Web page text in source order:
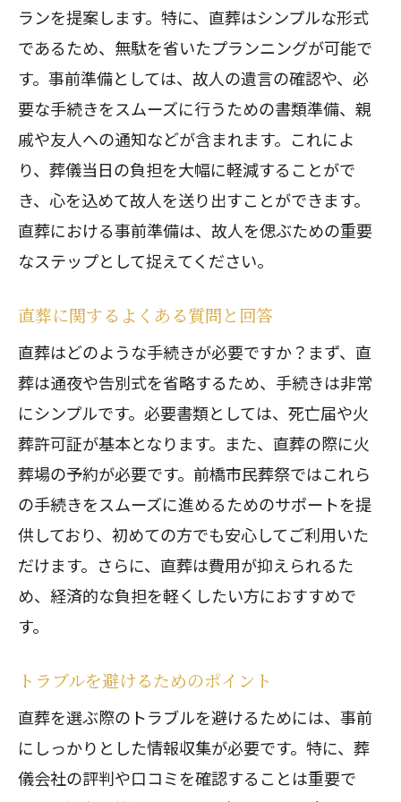
ランを提案します。特に、直葬はシンプルな形式
であるため、無駄を省いたプランニングが可能で
す。事前準備としては、故人の遺言の確認や、必
要な手続きをスムーズに行うための書類準備、親
戚や友人への通知などが含まれます。これによ
り、葬儀当日の負担を大幅に軽減することがで
き、心を込めて故人を送り出すことができます。
直葬における事前準備は、故人を偲ぶための重要
なステップとして捉えてください。
直葬に関するよくある質問と回答
直葬はどのような手続きが必要ですか？まず、直
葬は通夜や告別式を省略するため、手続きは非常
にシンプルです。必要書類としては、死亡届や火
葬許可証が基本となります。また、直葬の際に火
葬場の予約が必要です。前橋市民葬祭ではこれら
の手続きをスムーズに進めるためのサポートを提
供しており、初めての方でも安心してご利用いた
だけます。さらに、直葬は費用が抑えられるた
め、経済的な負担を軽くしたい方におすすめで
す。
トラブルを避けるためのポイント
直葬を選ぶ際のトラブルを避けるためには、事前
にしっかりとした情報収集が必要です。特に、葬
儀会社の評判や口コミを確認することは重要で